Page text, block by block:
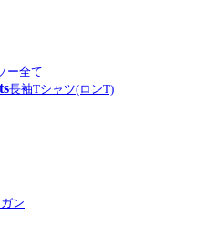
ー全て
長袖Tシャツ(ロンT)
ン